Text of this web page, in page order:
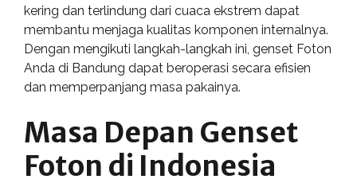
kering dan terlindung dari cuaca ekstrem dapat
membantu menjaga kualitas komponen internalnya.
Dengan mengikuti langkah-langkah ini, genset Foton
Anda di Bandung dapat beroperasi secara efisien
dan memperpanjang masa pakainya.
Masa Depan Genset
Foton di Indonesia